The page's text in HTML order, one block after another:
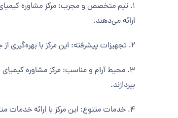
1. تیم متخصص و مجرب: مرکز مشاوره
ارائه می‌دهند.
2. تجهیزات پیشرفته: این مرکز با بهره‌گیری از جدیدترین و پیشرفته‌ترین تجهیزات نوروفیدبک، توانسته است خدماتی با کیفیت و دقیق به مراجعین خود ارائه دهد.
3. محیط آرام و مناسب: مرکز مشاوره
بپردازند.
4. خدمات متنوع: این مرکز با ارائه خدمات متنوع در زمینه نوروفیدبک و مشاوره روان‌شناسی، توانسته است نیازهای مختلف مراجعین را برآورده کند.